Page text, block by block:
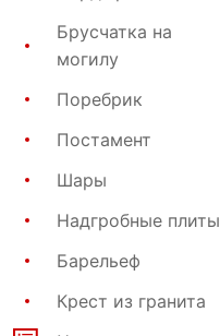
Брусчатка на
могилу
Поребрик
Постамент
Шары
Надгробные плиты
Барельеф
Крест из гранита